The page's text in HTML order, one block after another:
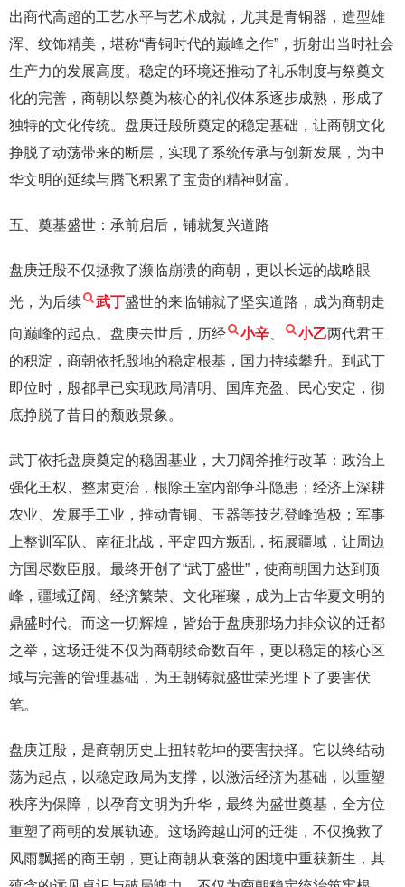
出商代高超的工艺水平与艺术成就，尤其是青铜器，造型雄
浑、纹饰精美，堪称“青铜时代的巅峰之作”，折射出当时社会
生产力的发展高度。稳定的环境还推动了礼乐制度与祭奠文
化的完善，商朝以祭奠为核心的礼仪体系逐步成熟，形成了
独特的文化传统。盘庚迁殷所奠定的稳定基础，让商朝文化
挣脱了动荡带来的断层，实现了系统传承与创新发展，为中
华文明的延续与腾飞积累了宝贵的精神财富。
五、奠基盛世：承前启后，铺就复兴道路
盘庚迁殷不仅拯救了濒临崩溃的商朝，更以长远的战略眼
光，为后续 武丁盛世的来临铺就了坚实道路，成为商朝走
向巅峰的起点。盘庚去世后，历经 小辛、 小乙两代君王
的积淀，商朝依托殷地的稳定根基，国力持续攀升。到武丁
即位时，殷都早已实现政局清明、国库充盈、民心安定，彻
底挣脱了昔日的颓败景象。
武丁依托盘庚奠定的稳固基业，大刀阔斧推行改革：政治上
强化王权、整肃吏治，根除王室内部争斗隐患；经济上深耕
农业、发展手工业，推动青铜、玉器等技艺登峰造极；军事
上整训军队、南征北战，平定四方叛乱，拓展疆域，让周边
方国尽数臣服。最终开创了“武丁盛世”，使商朝国力达到顶
峰，疆域辽阔、经济繁荣、文化璀璨，成为上古华夏文明的
鼎盛时代。而这一切辉煌，皆始于盘庚那场力排众议的迁都
之举，这场迁徙不仅为商朝续命数百年，更以稳定的核心区
域与完善的管理基础，为王朝铸就盛世荣光埋下了要害伏
笔。
盘庚迁殷，是商朝历史上扭转乾坤的要害抉择。它以终结动
荡为起点，以稳定政局为支撑，以激活经济为基础，以重塑
秩序为保障，以孕育文明为升华，最终为盛世奠基，全方位
重塑了商朝的发展轨迹。这场跨越山河的迁徙，不仅挽救了
风雨飘摇的商王朝，更让商朝从衰落的困境中重获新生，其